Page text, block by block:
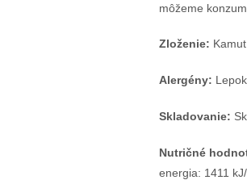
môžeme
Zloženie:
Alergény: Lepok
Skladovanie:
Nutričné
energia: 1411